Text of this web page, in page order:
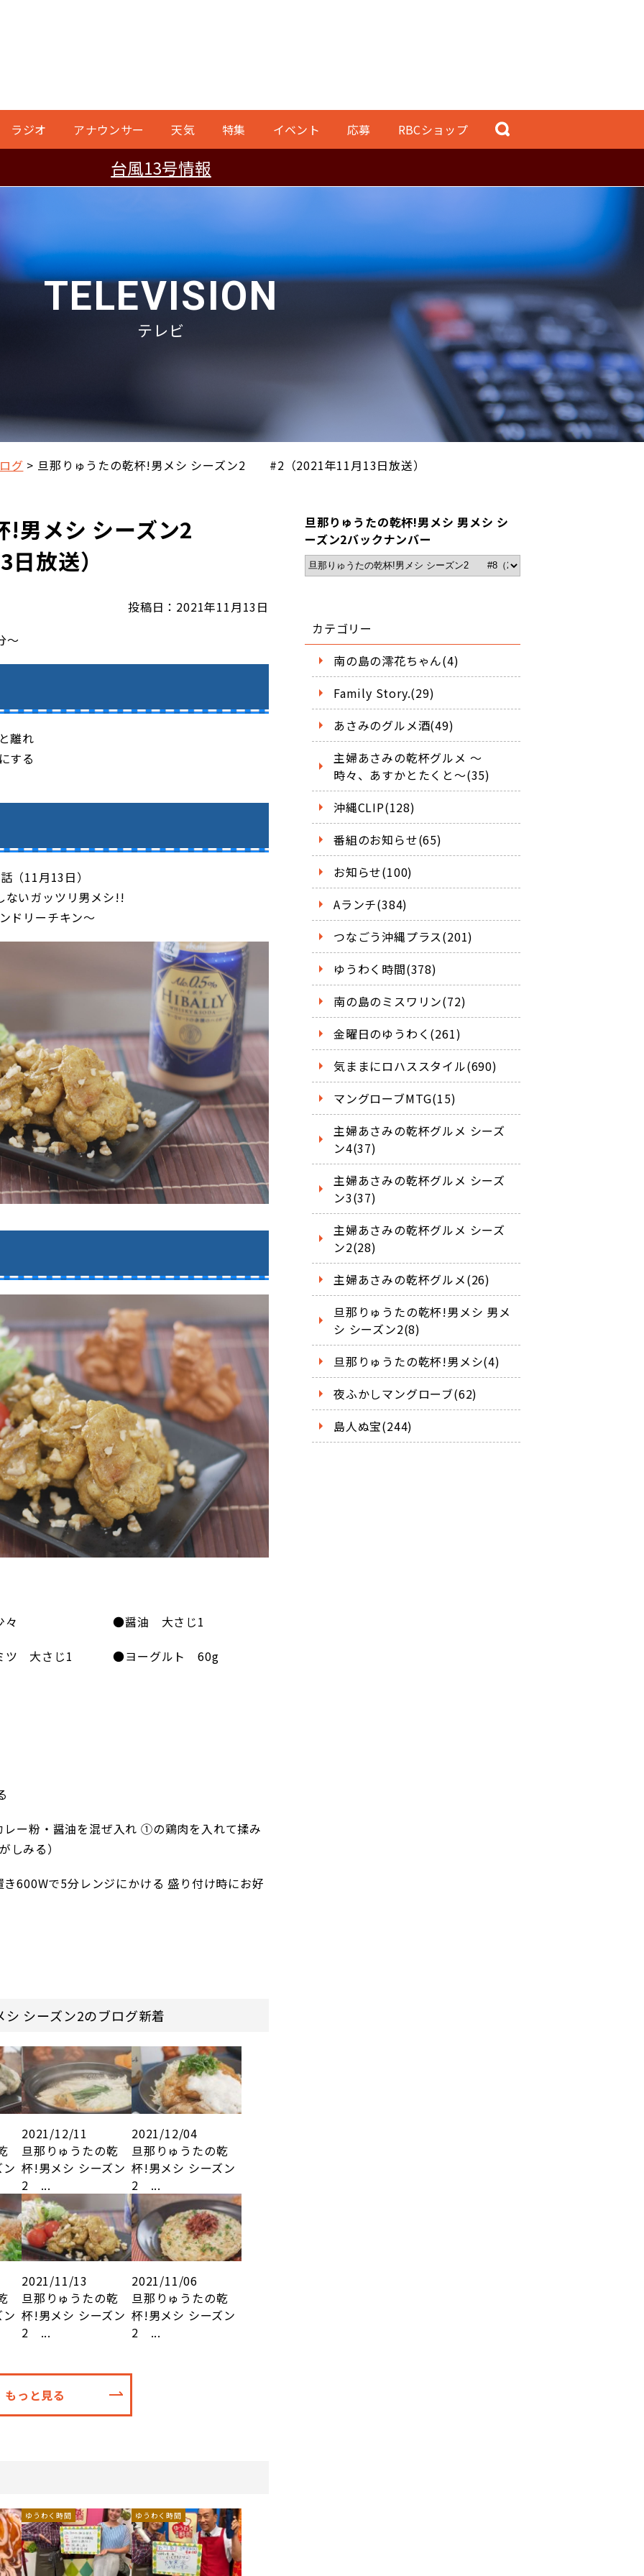
ラジオ アナウンサー 天気 特集 イベント 応募 RBCショップ
台風13号情報
TELEVISION
テレビ
グ 旦那りゅうたの乾杯!男メシ シーズン2 #2（2021年11月13日放送）
!男メシ シーズン2
放送）
投稿日：2021年11月13日
～
離れ
する
（11月13日）
ないガッツリ男メシ!!
ドリーチキン～
●醤油 大さじ1
ツ 大さじ1
●ヨーグルト 60g
ー粉・醤油を混ぜ入れ ①の鶏肉を入れて揉み
しみる）
600Wで5分レンジにかける 盛り付け時にお好
シーズン2のブログ新着
2021/12/11
旦那りゅうたの乾
杯!男メシ シーズン
2 ...
2021/12/04
旦那りゅうたの乾
杯!男メシ シーズン
2 ...
2021/11/13
旦那りゅうたの乾
杯!男メシ シーズン
2 ...
2021/11/06
旦那りゅうたの乾
杯!男メシ シーズン
2 ...
もっと見る
ゆうわく時間 ゆうわく時間
旦那りゅうたの乾杯!男メシ 男メシ シ
ーズン2バックナンバー
カテゴリー
南の島の澪花ちゃん(4)
Family Story.(29)
あさみのグルメ酒(49)
主婦あさみの乾杯グルメ ～
時々、あすかとたくと～(35)
沖縄CLIP(128)
番組のお知らせ(65)
お知らせ(100)
Aランチ(384)
つなごう沖縄プラス(201)
ゆうわく時間(378)
南の島のミスワリン(72)
金曜日のゆうわく(261)
気ままにロハススタイル(690)
マングローブMTG(15)
主婦あさみの乾杯グルメ シーズ
ン4(37)
主婦あさみの乾杯グルメ シーズ
ン3(37)
主婦あさみの乾杯グルメ シーズ
ン2(28)
主婦あさみの乾杯グルメ(26)
旦那りゅうたの乾杯!男メシ 男メ
シ シーズン2(8)
旦那りゅうたの乾杯!男メシ(4)
夜ふかしマングローブ(62)
島人ぬ宝(244)